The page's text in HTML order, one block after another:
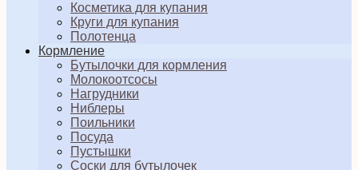
Косметика для купания
Круги для купания
Полотенца
Кормление
Бутылочки для кормления
Молокоотсосы
Нагрудники
Ниблеры
Поильники
Посуда
Пустышки
Соски для бутылочек